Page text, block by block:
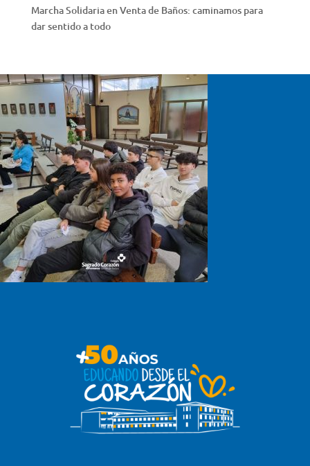
Marcha Solidaria en Venta de Baños: caminamos para
dar sentido a todo